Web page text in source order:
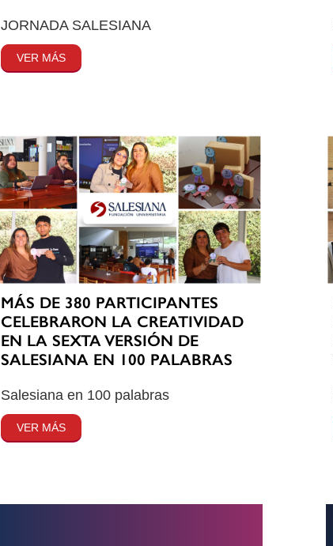
JORNADA SALESIANA
VER MÁS
MÁS DE 380 PARTICIPANTES
CELEBRARON LA CREATIVIDAD
EN LA SEXTA VERSIÓN DE
SALESIANA EN 100 PALABRAS
Salesiana en 100 palabras
VER MÁS